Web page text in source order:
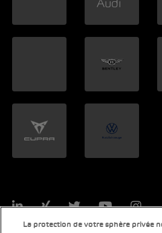
LinkedIn
Xing TwitterYouTube
La protection de votre sphère privée